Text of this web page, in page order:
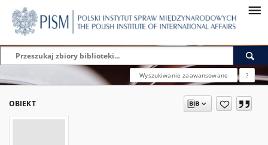
Wyszukiwanie zaawansowane ?
OBIEKT